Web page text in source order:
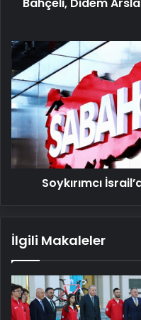
Soykırımcı
İsrail’den
CHP’ye
‘elma
şekeri’
Soykırımcı
İlgili Makaleler